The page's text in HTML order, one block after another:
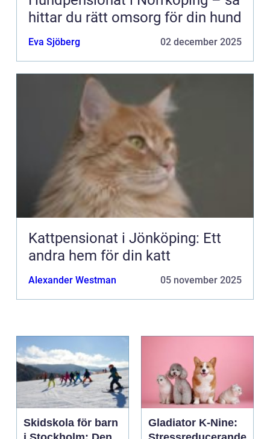
hittar du rätt omsorg för din hund
Eva Sjöberg 02 december 2025
Kattpensionat i Jönköping: Ett
andra hem för din katt
Alexander Westman 05 november 2025
Skidskola för barn
Gladiator K-Nine: